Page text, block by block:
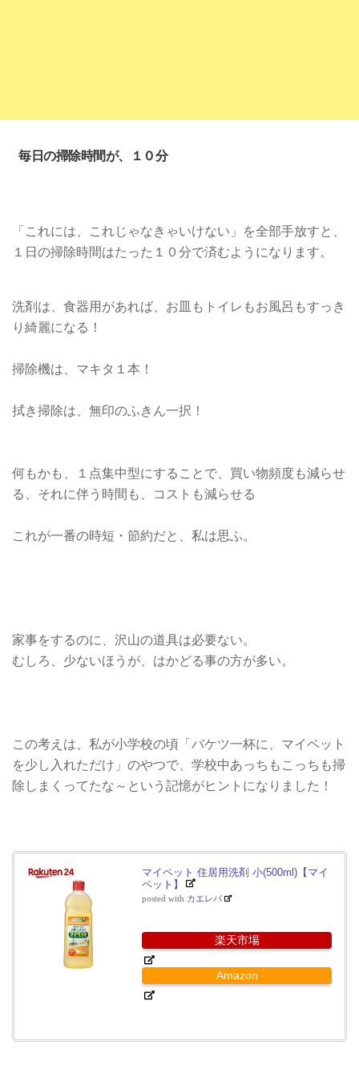
毎日の掃除時間が、１０分
「これには、これじゃなきゃいけない」を全部手放すと、
１日の掃除時間はたった１０分で済むようになります。
洗剤は、食器用があれば、お皿もトイレもお風呂もすっき
り綺麗になる！
掃除機は、マキタ１本！
拭き掃除は、無印のふきん一択！
何もかも、１点集中型にすることで、買い物頻度も減らせ
る、それに伴う時間も、コストも減らせる
これが一番の時短・節約だと、私は思ふ。
家事をするのに、沢山の道具は必要ない。
むしろ、少ないほうが、はかどる事の方が多い。
この考えは、私が小学校の頃「バケツ一杯に、マイペット
を少し入れただけ」のやつで、学校中あっちもこっちも掃
除しまくってたな～という記憶がヒントになりました！
マイペット 住居用洗剤 小(500ml)【マイ
ペット】
posted with カエレバ
楽天市場
Amazon